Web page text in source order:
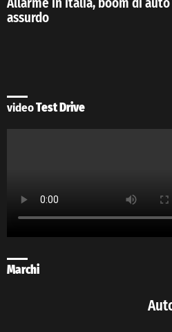
assurdo
videoTest Drive
Marchi